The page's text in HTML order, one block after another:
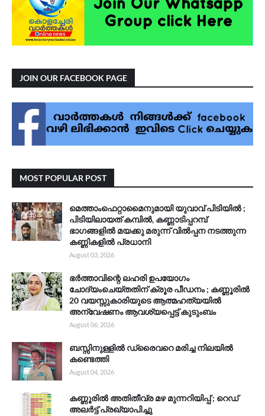
JOIN OUR FACEBOOK PAGE
MOST POPULAR POST
മെത്താംഫെറ്റാമൈനുമായി യുവാവ് പിടിയിൽ ;
പിടിയിലായത് കമ്പിൽ, കണ്ണാടിപ്പറമ്പ്
ഭാഗങ്ങളിൽ മയക്കു മരുന്ന് വിൽപ്പന നടത്തുന്ന
കണ്ണികളിൽ പ്രധാനി
August 03, 2026
ഭർത്താവിന്റെ ലഹരി ഉപയോഗം
ചോദ്യംചെയ്തതിന് ക്രൂര പീഡനം ; കണ്ണൂരിൽ
20 വയസ്സുകാരിയുടെ ആത്മഹത്യയിൽ
അന്വേഷണം ആവശ്യപ്പെട്ട് കുടുംബം
August 06, 2026
ബസ്സിനുള്ളിൽ ഡ്രൈവറെ മരിച്ച നിലയിൽ
കണ്ടെത്തി
August 04, 2026
കണ്ണൂരിൽ അതിതീവ്ര മഴ മുന്നറിയിപ്പ് ; റെഡ്
അലർട്ട് പ്രഖ്യാപിച്ചു